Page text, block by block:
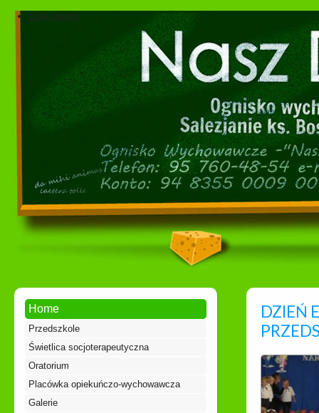
Dokumenty
Home
Przedszkole
Świetlica socjoterapeutyczna
Oratorium
Placówka opiekuńczo-wychowawcza
Galerie
DZIEŃ